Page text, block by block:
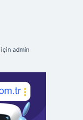
için admin